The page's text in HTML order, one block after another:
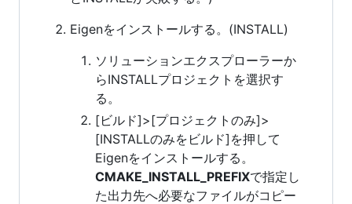
Eigenをインストールする。(INSTALL)
ソリューションエクスプローラーか
らINSTALLプロジェクトを選択す
る。
[ビルド]>[プロジェクトのみ]>
[INSTALLのみをビルド]を押して
Eigenをインストールする。
CMAKE_INSTALL_PREFIXで指定し
た出力先へ必要なファイルがコピー